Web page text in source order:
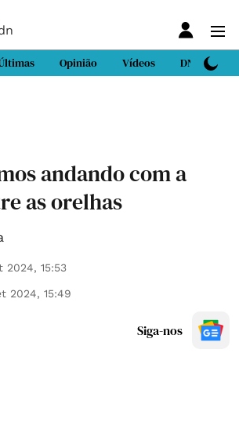
Opinião Vídeos DN Sport
andando com a
as orelhas
2024, 15:53
2024, 15:49
Siga-nos